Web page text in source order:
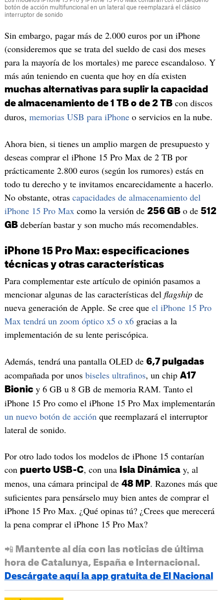
botón de acción multifuncional en un lateral que reemplazará el clásico
interruptor de sonido
Sin embargo, pagar más de 2.000 euros por un iPhone
(consideremos que se trata del sueldo de casi dos meses
para la mayoría de los mortales) me parece escandaloso. Y
más aún teniendo en cuenta que hoy en día existen
muchas alternativas para suplir la capacidad
de almacenamiento de 1 TB o de 2 TBcon discos
duros, memorias USB para iPhoneo servicios en la nube.
Ahora bien, si tienes un amplio margen de presupuesto y
deseas comprar el iPhone 15 Pro Max de 2 TB por
prácticamente 2.800 euros (según los rumores) estás en
todo tu derecho y te invitamos encarecidamente a hacerlo.
No obstante, otras capacidades de almacenamiento del
iPhone 15 Pro Max como la versión de 256 GBo de 512
GBdeberían bastar y son mucho más recomendables.
iPhone 15 Pro Max: especificaciones
técnicas y otras características
Para complementar este artículo de opinión pasamos a
mencionar algunas de las características del flagshipde
nueva generación de Apple. Se cree que el iPhone 15 Pro
Max tendrá un zoom óptico x5 o x6gracias a la
implementación de su lente periscópica.
Además, tendrá una pantalla OLED de 6,7 pulgadas
acompañada por unos biseles ultrafinos, un chip A17
Bionicy 6 GB u 8 GB de memoria RAM. Tanto el
iPhone 15 Pro como el iPhone 15 Pro Max implementarán
un nuevo botón de acciónque reemplazará el interruptor
lateral de sonido.
Por otro lado todos los modelos de iPhone 15 contarían
con puerto USB-C, con una Isla Dinámicay, al
menos, una cámara principal de 48 MP. Razones más que
suficientes para pensárselo muy bien antes de comprar el
iPhone 15 Pro Max. ¿Qué opinas tú? ¿Crees que merecerá
la pena comprar el iPhone 15 Pro Max?
📲 Mantente al día con las noticias de última
hora de Catalunya, España e Internacional.
Descárgate aquí la app gratuita de El Nacional